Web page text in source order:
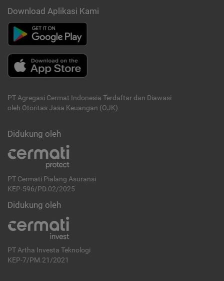
Download Aplikasi Kami
PT Agregasi Cermat Indonesia Terdaftar dan Diawasi
oleh Otoritas Jasa Keuangan (OJK)
Didukung oleh
PT Cermati Pialang Asuransi
KEP-596/PD.02/2025
Didukung oleh
PT Artha Investa Teknologi
KEP-7/PM.21/2021